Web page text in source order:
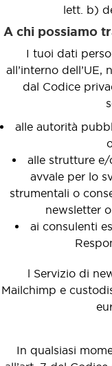
lett. b)
A chi possiamo
I tuoi dati
all’interno
dal Codice
alle autorità
alle strutture e/
avvale per lo
strumentali o
newsletter
ai consulenti
l Servizio di
Mailchimp e
In qualsiasi